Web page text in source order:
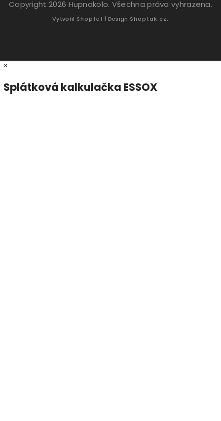
Copyright 2026 Hupnakolo. Všechna práva vyhrazena.
Vytvořil Shoptet | Design Shoptak.cz.
×
Splátková kalkulačka ESSOX